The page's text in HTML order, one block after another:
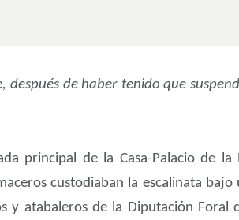
después de haber tenido que
principal de la Casa-Palacio de la
custodiaban la escalinata bajo
y atabaleros de la Diputación Foral